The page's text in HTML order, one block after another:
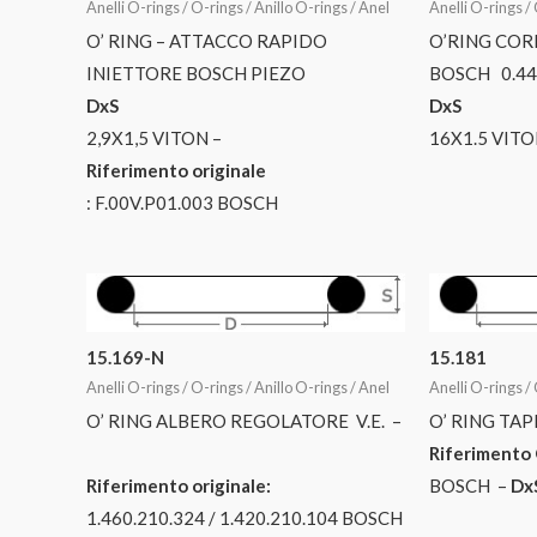
Anelli O-rings / O-rings / Anillo O-rings / Anel
O’ RING – ATTACCO RAPIDO
INIETTORE BOSCH PIEZO
DxS
2,9X1,5 VITON –
Riferimento originale
: F.00V.P01.003 BOSCH
Anelli O-rings /
O’RING
BOSCH
DxS
16X1.5
15.169-N
Anelli O-rings / O-rings / Anillo O-rings / Anel
O’ RING ALBERO REGOLATORE V.E. –
Riferimento originale:
1.460.210.324 / 1.420.210.104 BOSCH
15.181
Anelli O-rings /
O’ RING
Riferimento
BOSCH –